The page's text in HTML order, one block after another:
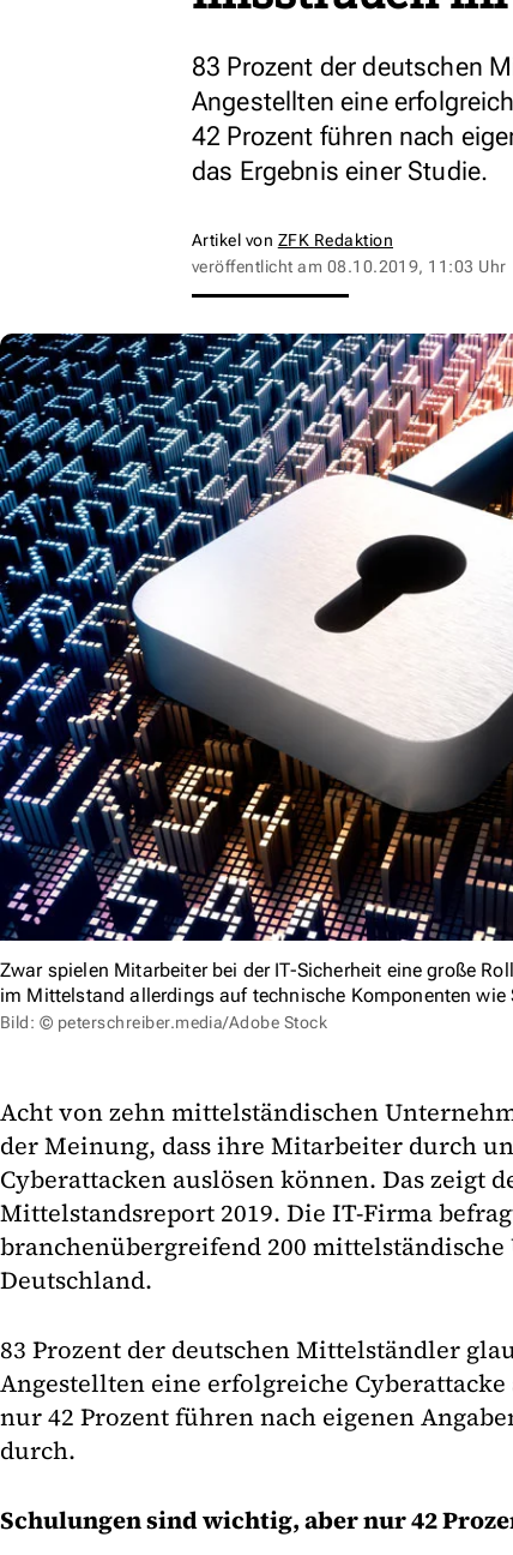
83 Prozent der deutschen
Angestellten eine
42 Prozent führen nach
das Ergebnis einer Studie.
Artikel von ZFK Redaktion
veröffentlicht am 08.10.2019, 11:03 Uhr
Zwar spielen Mitarbeiter bei der IT-Sicherheit eine große
im Mittelstand allerdings auf technische Komponenten
Bild: © peterschreiber.media/Adobe Stock
Acht von zehn mittelständischen
der Meinung, dass ihre Mitarbeiter durch
Cyberattacken auslösen können. Das zeigt
Mittelstandsreport 2019. Die IT-Firma
branchenübergreifend 200
Deutschland.
83 Prozent der deutschen Mittelständler
Angestellten eine erfolgreiche
nur 42 Prozent führen nach eigenen
durch.
Schulungen sind wichtig, aber nur 42